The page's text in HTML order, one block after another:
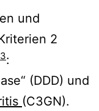
und
2
3:
(DDD) und
(C3GN).